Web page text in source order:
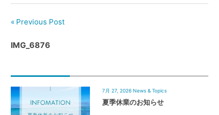
密
着
HOUSE
Previous Post
IMG_6876
7月 27, 2026 News & Topics
夏季休業のお知らせ